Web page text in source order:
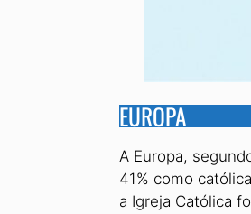
EUROPA
A Europa,
41% como
a Igreja Católica